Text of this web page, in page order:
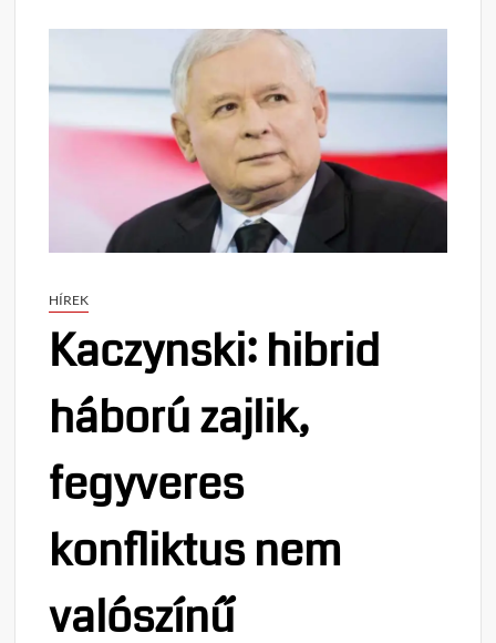
HÍREK
Kaczynski: hibrid
háború zajlik,
fegyveres
konfliktus nem
valószínű